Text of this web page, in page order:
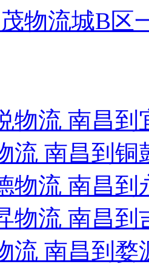
物流城B区
物流 南昌
流 南昌到铜
物流 南昌
物流 南昌
流 南昌到婺